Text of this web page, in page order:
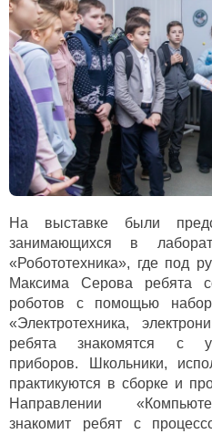
На выставке были
занимающихся в
«Робототехника», где под
Максима Серова ребята
роботов с помощью
«Электротехника,
ребята знакомятся с
приборов. Школьники,
практикуются в сборке и
Направлении
знакомит ребят с